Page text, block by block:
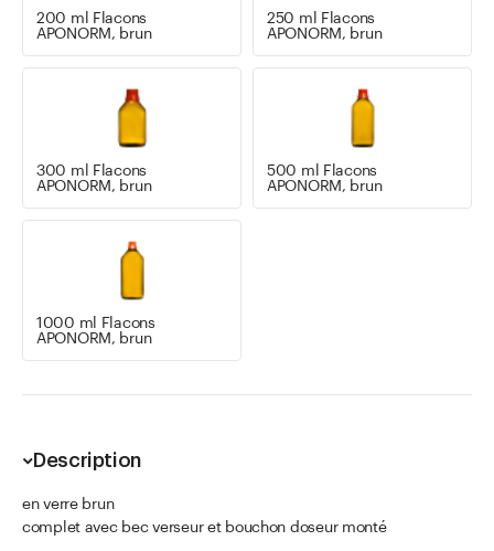
200 ml Flacons
APONORM, brun
250 ml Flacons
APONORM, brun
300 ml Flacons
APONORM, brun
500 ml Flacons
APONORM, brun
1000 ml Flacons
APONORM, brun
Description
en verre brun
complet avec bec verseur et bouchon doseur monté